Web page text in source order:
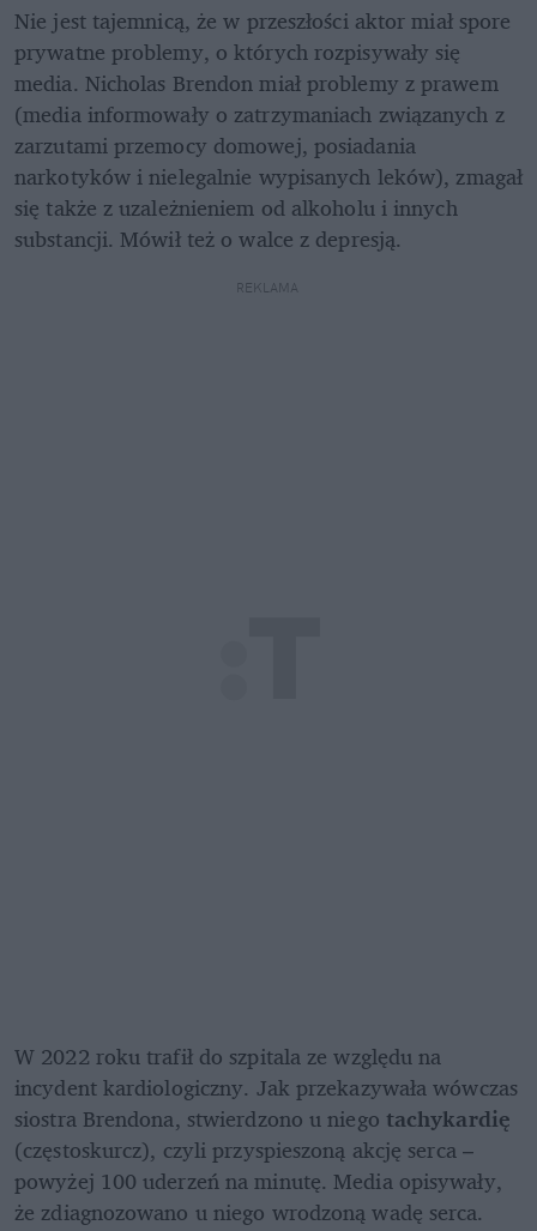
Nie jest tajemnicą, że w przeszłości aktor miał spore
prywatne problemy, o których rozpisywały się
media. Nicholas Brendon miał problemy z prawem
(media informowały o zatrzymaniach związanych z
zarzutami przemocy domowej, posiadania
narkotyków i nielegalnie wypisanych leków), zmagał
się także z uzależnieniem od alkoholu i innych
substancji. Mówił też o walce z depresją.
REKLAMA
W 2022 roku trafił do szpitala ze względu na
incydent kardiologiczny. Jak przekazywała wówczas
siostra Brendona, stwierdzono u niego
(częstoskurcz), czyli przyspieszoną akcję serca –
powyżej 100 uderzeń na minutę. Media opisywały,
że zdiagnozowano u niego wrodzoną wadę serca.